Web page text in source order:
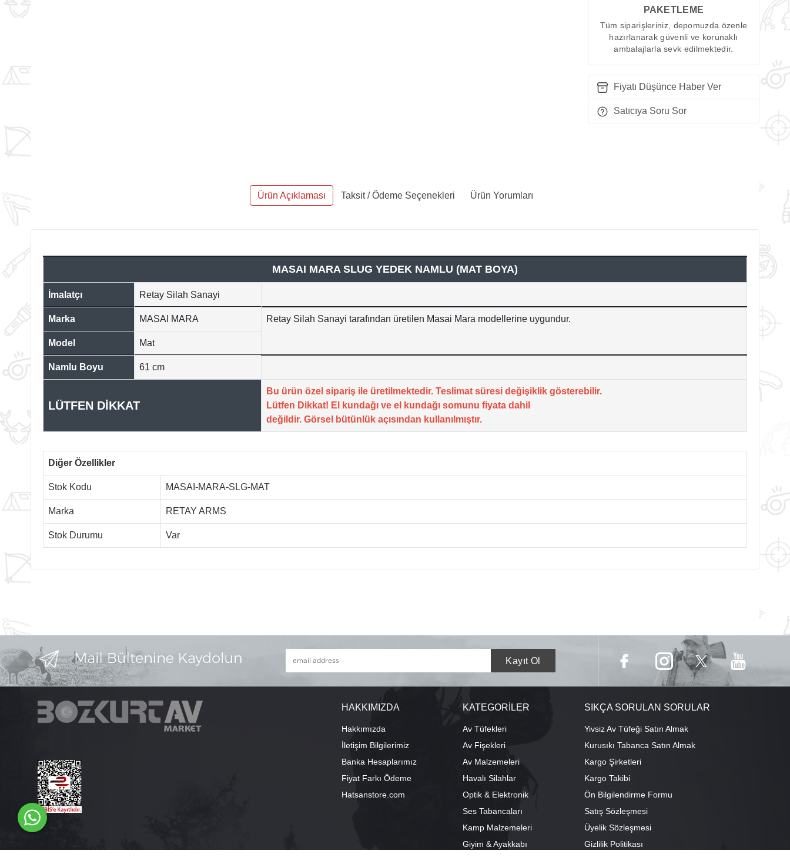
PAKETLEME
Tüm siparişleriniz, depomuzda özenle
hazırlanarak güvenli ve korunaklı
ambalajlarla sevk edilmektedir.
Fiyatı Düşünce Haber Ver
Satıcıya Soru Sor
Ürün Açıklaması Taksit / Ödeme Seçenekleri Ürün Yorumları
MASAI MARA SLUG YEDEK NAMLU (MAT BOYA)
İmalatçı Retay Silah Sanayi
Marka MASAI MARA Retay Silah Sanayi tarafından üretilen Masai Mara modellerine uygundur.
Model Mat
Namlu Boyu 61 cm
LÜTFEN DİKKAT
Bu ürün özel sipariş ile üretilmektedir. Teslimat süresi değişiklik gösterebilir.
Lütfen Dikkat! El kundağı ve el kundağı somunu fiyata dahil
değildir. Görsel bütünlük açısından kullanılmıştır.
Diğer Özellikler
Stok Kodu MASAI-MARA-SLG-MAT
Marka RETAY ARMS
Stok Durumu Var
HAKKIMIZDA
Hakkımızda
İletişim Bilgilerimiz
Banka Hesaplarımız
Fiyat Farkı Ödeme
Hatsanstore.com
KATEGORİLER
Av Tüfekleri
Av Fişekleri
Av Malzemeleri
Havalı Silahlar
Optik & Elektronik
Ses Tabancaları
Kamp Malzemeleri
Giyim & Ayakkabı
SIKÇA SORULAN SORULAR
Yivsiz Av Tüfeği Satın Almak
Kurusıkı Tabanca Satın Almak
Kargo Şirketleri
Kargo Takibi
Ön Bilgilendirme Formu
Satış Sözleşmesi
Üyelik Sözleşmesi
Gizlilik Politikası